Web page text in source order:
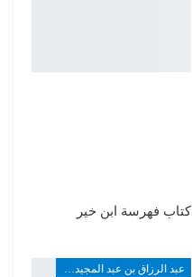
كتاب فهرسة ابن خير
عبد الرزاق بن عبد المجيد ألارو